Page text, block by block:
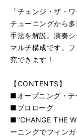
「チェンジ・ザ・
チューニングから
手法を解説。演奏
マルチ構成です。
究できます！
【CONTENTS】
■オープニング・
■プロローグ
■"CHANGE THE
ーニングでフィン